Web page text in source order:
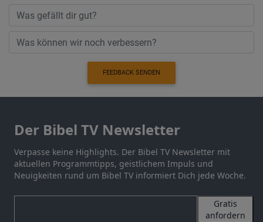
FEEDBACK SENDEN
Der Bibel TV Newsletter
Verpasse keine Highlights. Der Bibel TV Newsletter mit
aktuellen Programmtipps, geistlichem Impuls und
Neuigkeiten rund um Bibel TV informiert Dich jede Woche.
Gratis
anfordern